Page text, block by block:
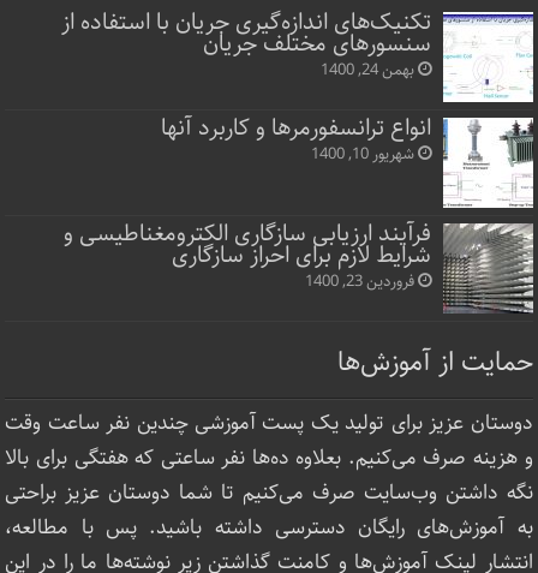
تکنیک‌های اندازه‌گیری جریان با استفاده از
سنسورهای مختلف جریان
بهمن 24, 1400
انواع ترانسفورمرها و کاربرد آنها
شهریور 10, 1400
فرآیند ارزیابی سازگاری الکترومغناطیسی و
شرایط لازم برای احراز سازگاری
فروردین 23, 1400
حمایت از آموزش‌ها
دوستان عزیز برای تولید یک پست آموزشی چندین نفر ساعت‌ وقت
و هزینه صرف می‌کنیم. بعلاوه ده‌ها نفر ساعتی که هفتگی برای بالا
نگه داشتن وب‌سایت صرف ‌می‌کنیم تا شما دوستان عزیز براحتی
به آموزش‌های رایگان دسترسی داشته باشید. پس با مطالعه،
انتشار لینک‌ آموزش‌ها و کامنت گذاشتن زیر نوشته‌‌ها ما را در این